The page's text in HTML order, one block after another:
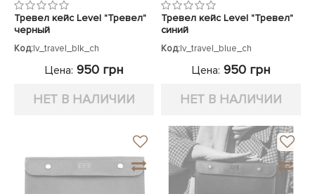
Тревел кейс Level "Тревел"
черный
Код:lv_travel_blk_ch
Цена: 950 грн
НЕТ В НАЛИЧИИ
Тревел кейс Level "Тревел"
синий
Код:lv_travel_blue_ch
Цена: 950 грн
НЕТ В НАЛИЧИИ